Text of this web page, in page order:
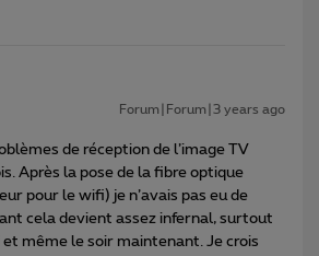
Forum|Forum|3 years ago
de réception de l’image TV
Après la pose de la fibre optique
pour le wifi) je n’avais pas eu de
cela devient assez infernal, surtout
et même le soir maintenant. Je crois